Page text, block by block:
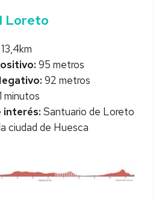
Loreto
13,4km
95 metros
92 metros
minutos
interés: Santuario de Loreto
ciudad de Huesca